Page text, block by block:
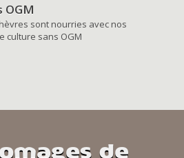
OGM
sont nourries avec nos
culture sans OGM
de